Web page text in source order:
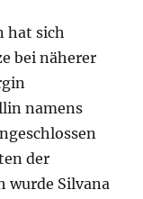
hat sich
bei näherer
namens
der
wurde Silvana